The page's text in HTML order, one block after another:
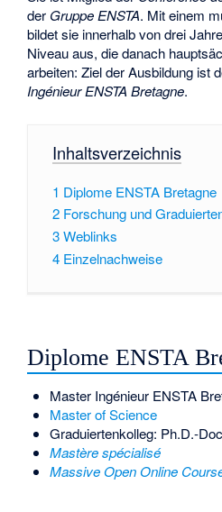
der Gruppe ENSTA. Mit einem
bildet sie innerhalb von drei
Niveau aus, die danach
arbeiten: Ziel der Ausbildung ist
Ingénieur ENSTA Bretagne.
Inhaltsverzeichnis
1 Diplome ENSTA Bretagne
2 Forschung und
3Weblinks
4 Einzelnachweise
Diplome ENSTA
Master Ingénieur ENSTA
Master of Science
Graduiertenkolleg: Ph.D.-
Mastère spécialisé
Massive Open Online